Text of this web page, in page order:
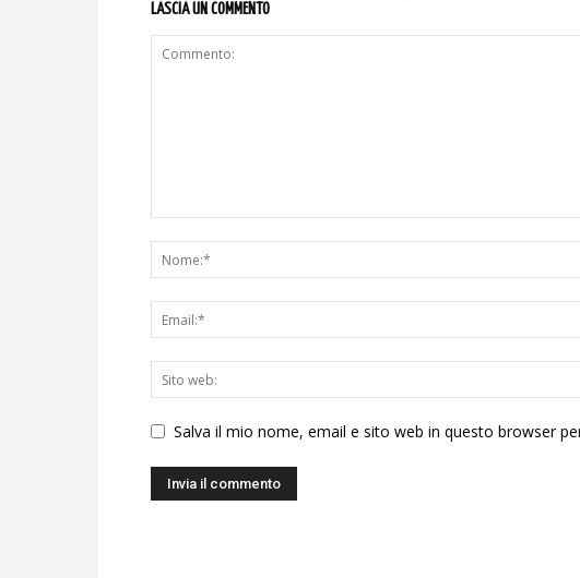
LASCIA UN COMMENTO
Salva il mio nome, email e sito web in questo browser